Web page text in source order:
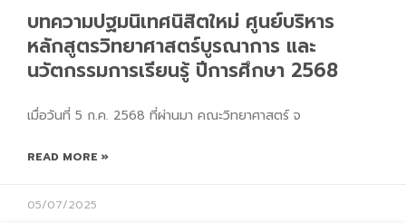
บทความปฐมนิเทศนิสิตใหม่ ศูนย์บริหาร
หลักสูตรวิทยาศาสตร์บูรณาการ และ
นวัตกรรมการเรียนรู้ ปีการศึกษา 2568
เมื่อวันที่ 5 ก.ค. 2568 ที่ผ่านมา คณะวิทยาศาสตร์ จ
READ MORE »
05/07/2025